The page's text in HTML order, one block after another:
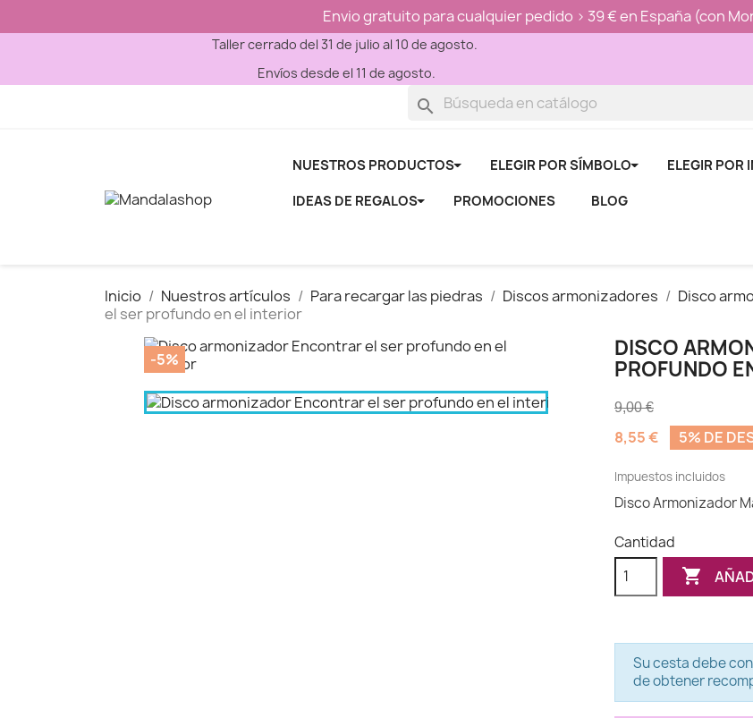
Envio gratuito para cualquier pedido > 39 € en España (con
Taller cerrado del 31 de julio al 10 de agosto.
Envíos desde el 11 de agosto.
search
NUESTROS PRODUCTOS ELEGIR POR SÍMBOLO ELEGIR POR
IDEAS DE REGALOS
PROMOCIONES BLOG
Inicio Nuestros artículos Para recargar las piedras Discos armonizadores Disco
el ser profundo en el interior
-5%
DISCO
PROFUNDO
9,00 €
8,55 € 5% DE
Impuestos incluidos
Disco Armonizador
Cantidad

Su cesta debe
de obtener